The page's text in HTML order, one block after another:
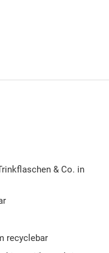
& Co. in
recyclebar